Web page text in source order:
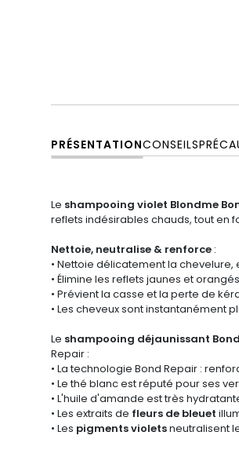
PRÉSENTATIONCONSEILS
Le shampooing violet Blondme
reflets indésirables chauds, tout en
Nettoie, neutralise & renforce :
• Nettoie délicatement la chevelure,
• Élimine les reflets jaunes et
• Prévient la casse et la perte de
• Les cheveux sont instantanément
Le shampooing déjaunissant
Repair :
• La technologie Bond Repair :
• Le thé blanc est réputé pour ses
• L'huile d'amande est très
• Les extraits de fleurs de bleuet
• Les pigments violetsneutralisent